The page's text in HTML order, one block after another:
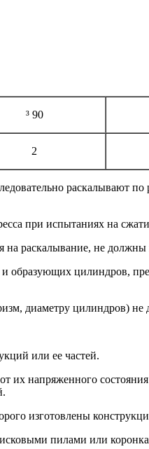
³ 90
2
раскалывают
при испытаниях на
на раскалывание, не
образующих цилиндров,
диаметру цилиндров)
или ее частей.
их напряженного
изготовлены
пилами или